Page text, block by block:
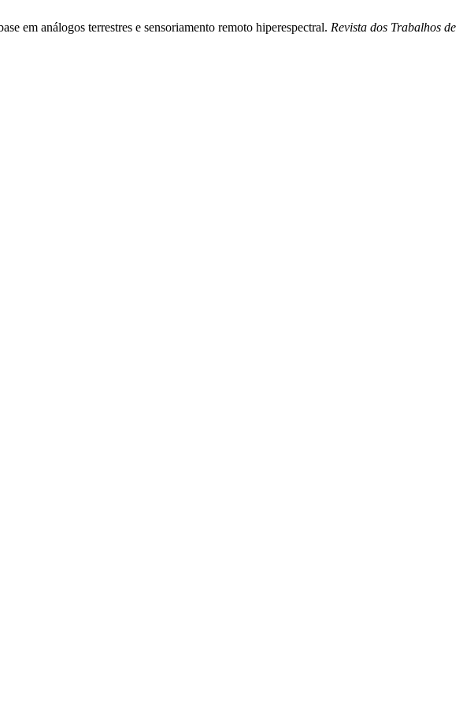
em análogos terrestres e sensoriamento remoto hiperespectral. Revista dos Trabalhos de